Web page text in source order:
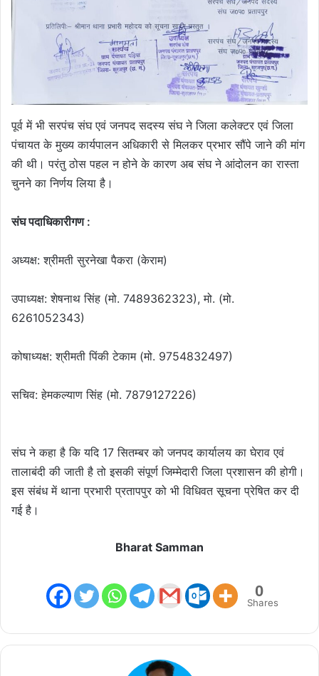
पूर्व में भी सरपंच संघ एवं जनपद सदस्य संघ ने जिला कलेक्टर एवं जिला
पंचायत के मुख्य कार्यपालन अधिकारी से मिलकर प्रभार सौंपे जाने की मांग
की थी। परंतु ठोस पहल न होने के कारण अब संघ ने आंदोलन का रास्ता
चुनने का निर्णय लिया है।
संघ पदाधिकारीगण :
अध्यक्ष: श्रीमती सुरनेखा पैकरा (केराम)
उपाध्यक्ष: शेषनाथ सिंह (मो. 7489362323), मो. (मो.
6261052343)
कोषाध्यक्ष: श्रीमती पिंकी टेकाम (मो. 9754832497)
सचिव: हेमकल्याण सिंह (मो. 7879127226)
संघ ने कहा है कि यदि 17 सितम्बर को जनपद कार्यालय का घेराव एवं
तालाबंदी की जाती है तो इसकी संपूर्ण जिम्मेदारी जिला प्रशासन की होगी।
इस संबंध में थाना प्रभारी प्रतापपुर को भी विधिवत सूचना प्रेषित कर दी
गई है।
Bharat Samman
0
Shares